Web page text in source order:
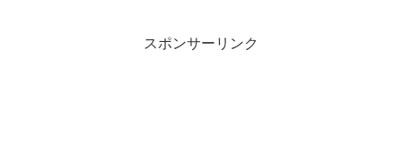
スポンサーリンク